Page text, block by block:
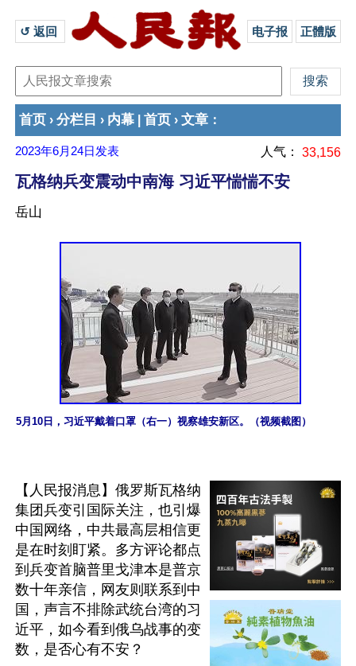
↺ 返回 电子报 正體版
首页 › 分栏目 › 内幕 首页 › 文章 ：
2023年6月24日 发表 人气： 33,156
瓦格纳兵变震动中南海 习近平惴惴不安
岳山
5月10日，习近平戴着口罩（右一）视察雄安新区。（视频截图）
【人民报消息】俄罗斯瓦格纳
集团兵变引国际关注，也引爆
中国网络，中共最高层相信更
是在时刻盯紧。多方评论都点
到兵变首脑普里戈津本是普京
数十年亲信，网友则联系到中
国，声言不排除武统台湾的习
近平，如今看到俄乌战事的变
数，是否心有不安？